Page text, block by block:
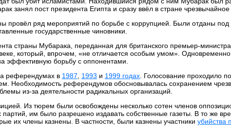
занял пост президента Египта и сразу ввёл в стране
провёл ряд мероприятий по борьбе с коррупцией. Были отданы под
государственные чиновники.
страны Мубарака, переданная для британского премьер-министра
который, впрочем, «не отличается особым умом». Одновременно
эффективную борьбу с оппонентами.
референдумах в 1987 1993 и 1999 годах . Голосование проходило по
Необходимость референдумов обосновывалась сохранением
из-за деятельности радикальных организаций.
Из тюрем были освобождены несколько сотен членов
им было разрешено издавать собственные газеты. В то же
их члены казнены. В частности, были казнены участники убийства